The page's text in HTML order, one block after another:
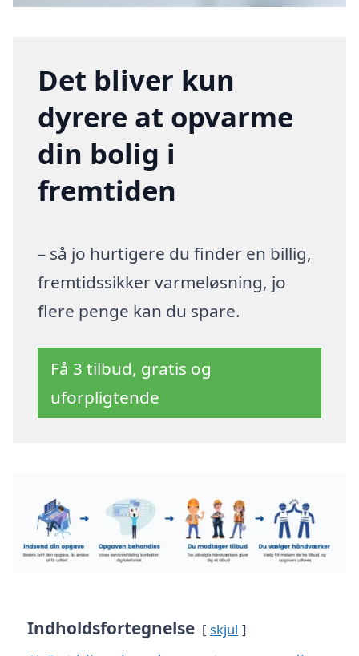
Det bliver kun
dyrere at opvarme
din bolig i
fremtiden
– så jo hurtigere du finder en billig,
fremtidssikker varmeløsning, jo
flere penge kan du spare.
Få 3 tilbud, gratis og
uforpligtende
Indholdsfortegnelse skjul